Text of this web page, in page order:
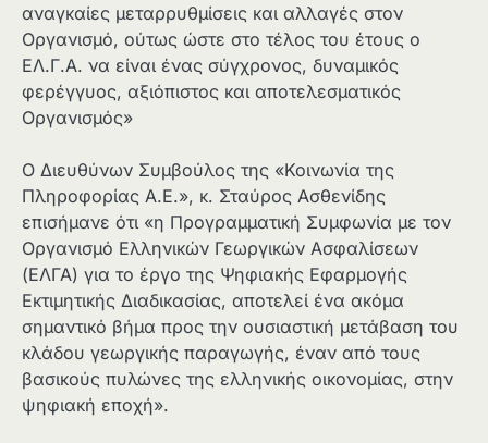
αναγκαίες μεταρρυθμίσεις και αλλαγές στον
Οργανισμό, ούτως ώστε στο τέλος του έτους ο
ΕΛ.Γ.Α. να είναι ένας σύγχρονος, δυναμικός
φερέγγυος, αξιόπιστος και αποτελεσματικός
Οργανισμός»
Ο Διευθύνων Συμβούλος της «Κοινωνία της
Πληροφορίας Α.Ε.», κ. Σταύρος Ασθενίδης
επισήμανε ότι «η Προγραμματική Συμφωνία με τον
Οργανισμό Ελληνικών Γεωργικών Ασφαλίσεων
(ΕΛΓΑ) για το έργο της Ψηφιακής Εφαρμογής
Εκτιμητικής Διαδικασίας, αποτελεί ένα ακόμα
σημαντικό βήμα προς την ουσιαστική μετάβαση του
κλάδου γεωργικής παραγωγής, έναν από τους
βασικούς πυλώνες της ελληνικής οικονομίας, στην
ψηφιακή εποχή».